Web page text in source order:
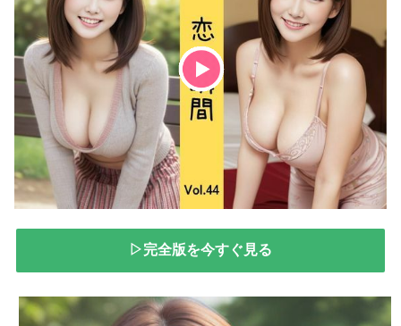
▷完全版を今すぐ見る